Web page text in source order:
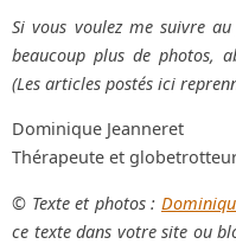
Si vous voulez me suivre
beaucoup plus de photos,
(Les articles postés ici
Dominique Jeanneret
Thérapeute et
© Texte et photos :
ce texte dans votre site ou